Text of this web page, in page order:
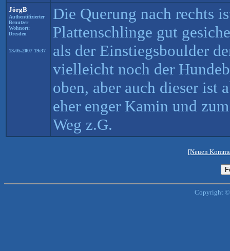
JörgB
Authentifizierter
Benutzer
Wohnort:
Dresden
13.05.2007 19:37
Die Querung nach rechts
Plattenschlinge gut
als der Einstiegsboulder
vielleicht noch der
oben, aber auch dieser ist
eher enger Kamin und
Weg z.G.
[Neuen
Copyright ©